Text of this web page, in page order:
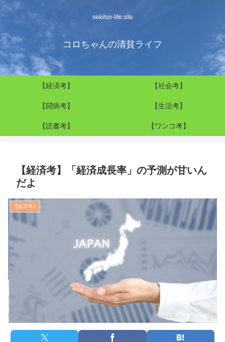
sekihin-life.site
コロちゃんの清貧ライフ
【経済考】 【社会考】
【闘病考】 【生活考】
【読書考】 【ワンコ考】
【経済考】「経済成長率」の予測が甘いん
だよ
【経済考】